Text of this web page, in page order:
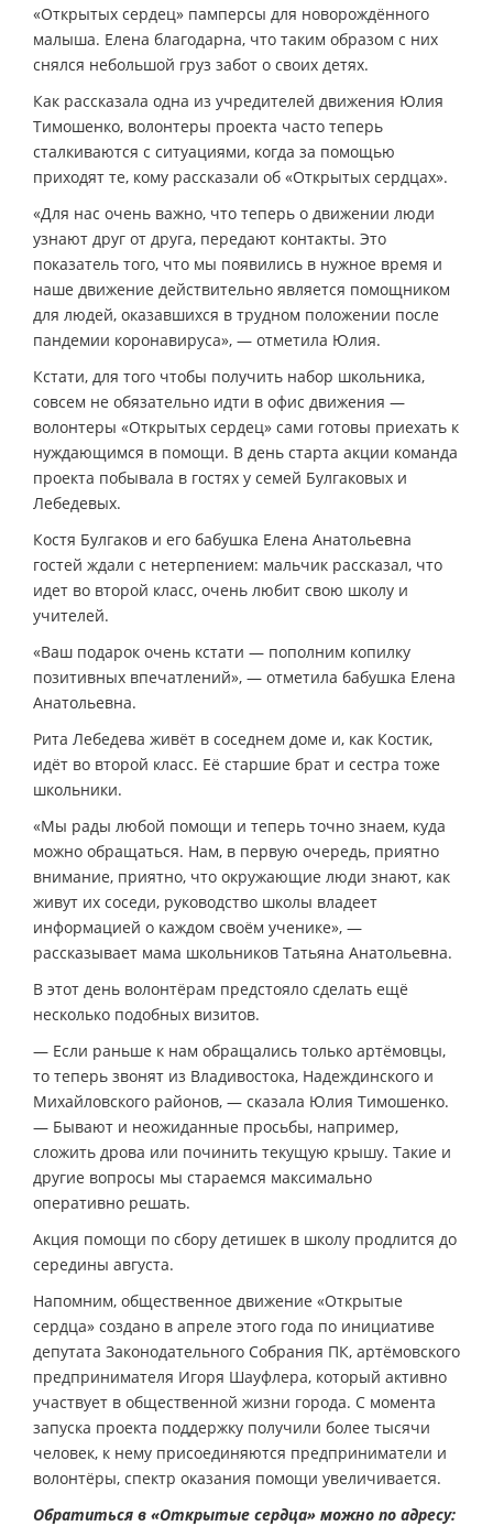
«Открытых сердец» памперсы для новорождённого
малыша. Елена благодарна, что таким образом с них
снялся небольшой груз забот о своих детях.
Как рассказала одна из учредителей движения Юлия
Тимошенко, волонтеры проекта часто теперь
сталкиваются с ситуациями, когда за помощью
приходят те, кому рассказали об «Открытых сердцах».
«Для нас очень важно, что теперь о движении люди
узнают друг от друга, передают контакты. Это
показатель того, что мы появились в нужное время и
наше движение действительно является помощником
для людей, оказавшихся в трудном положении после
пандемии коронавируса», — отметила Юлия.
Кстати, для того чтобы получить набор школьника,
совсем не обязательно идти в офис движения —
волонтеры «Открытых сердец» сами готовы приехать к
нуждающимся в помощи. В день старта акции команда
проекта побывала в гостях у семей Булгаковых и
Лебедевых.
Костя Булгаков и его бабушка Елена Анатольевна
гостей ждали с нетерпением: мальчик рассказал, что
идет во второй класс, очень любит свою школу и
учителей.
«Ваш подарок очень кстати — пополним копилку
позитивных впечатлений», — отметила бабушка Елена
Анатольевна.
Рита Лебедева живёт в соседнем доме и, как Костик,
идёт во второй класс. Её старшие брат и сестра тоже
школьники.
«Мы рады любой помощи и теперь точно знаем, куда
можно обращаться. Нам, в первую очередь, приятно
внимание, приятно, что окружающие люди знают, как
живут их соседи, руководство школы владеет
информацией о каждом своём ученике», —
рассказывает мама школьников Татьяна Анатольевна.
В этот день волонтёрам предстояло сделать ещё
несколько подобных визитов.
— Если раньше к нам обращались только артёмовцы,
то теперь звонят из Владивостока, Надеждинского и
Михайловского районов, — сказала Юлия Тимошенко.
— Бывают и неожиданные просьбы, например,
сложить дрова или починить текущую крышу. Такие и
другие вопросы мы стараемся максимально
оперативно решать.
Акция помощи по сбору детишек в школу продлится до
середины августа.
Напомним, общественное движение «Открытые
сердца» создано в апреле этого года по инициативе
депутата Законодательного Собрания ПК, артёмовского
предпринимателя Игоря Шауфлера, который активно
участвует в общественной жизни города. С момента
запуска проекта поддержку получили более тысячи
человек, к нему присоединяются предприниматели и
волонтёры, спектр оказания помощи увеличивается.
Обратиться в «Открытые сердца» можно по адресу: